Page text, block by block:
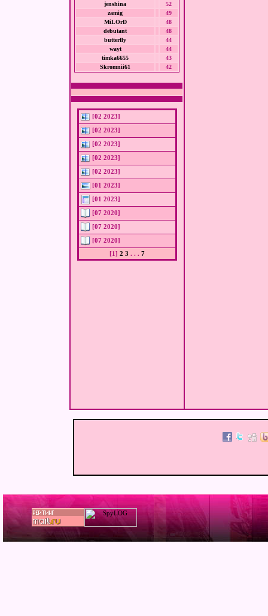
jenshina
52
zamig
49
MiLOrD
48
debutant
48
butterfly
44
wayt
44
timka6655
43
Skromnii61
42